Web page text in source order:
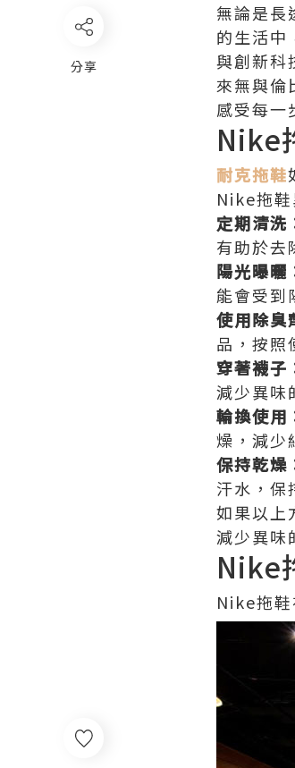
無論是長
的生活中
與創新科
來無與倫
感受每一
Nike
耐克拖鞋
Nike拖鞋
定期清洗
有助於去
陽光曝曬
能會受到
使用除臭
品，按照
穿著襪子
減少異味
輪換使用
燥，減少
保持乾燥
汗水，保
如果以上
減少異味
Nike
Nike拖
分享